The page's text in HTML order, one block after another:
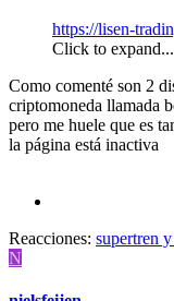
https://lisen-
Click to expand...
Como comenté son 2
criptomoneda llamada
pero me huele que es
la página está inactiva
Reacciones: supertren y
N